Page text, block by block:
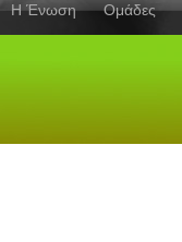
Η Ένωση Ομάδες